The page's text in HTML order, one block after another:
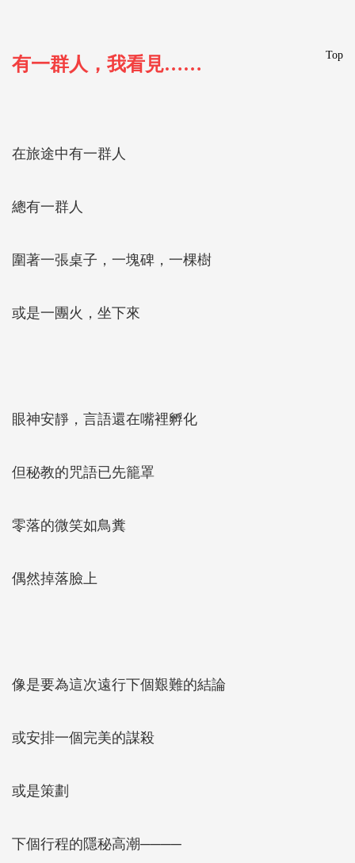
Top
有一群人，我看見……
在旅途中有一群人
總有一群人
圍著一張桌子，一塊碑，一棵樹
或是一團火，坐下來
眼神安靜，言語還在嘴裡孵化
但秘教的咒語已先籠罩
零落的微笑如鳥糞
偶然掉落臉上
像是要為這次遠行下個艱難的結論
或安排一個完美的謀殺
或是策劃
下個行程的隱秘高潮────